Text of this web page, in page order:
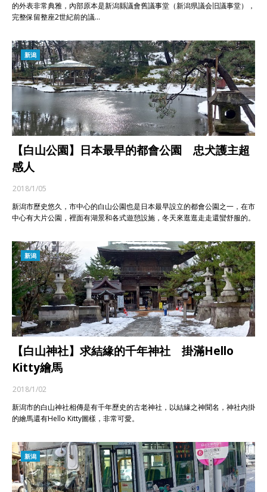
的外表非常典雅，內部原本是新潟縣議會舊議事堂（新潟県議会旧議事堂），
完整保留整座2世紀前的議…
新潟
【白山公園】日本最早的都會公園 忠犬護主超
感人
2018/1/05
新潟市歷史悠久，市中心的白山公園也是日本最早設立的都會公園之一，在市
中心有大片公園，裡面有湖景和各式遊憩設施，冬天來逛逛走走還蠻舒服的。
新潟
【白山神社】求結緣的千年神社 掛滿Hello
Kitty繪馬
2018/1/02
新潟市的白山神社相傳是有千年歷史的古老神社，以結緣之神聞名，神社內掛
的繪馬還有Hello Kitty圖樣，非常可愛。
新潟